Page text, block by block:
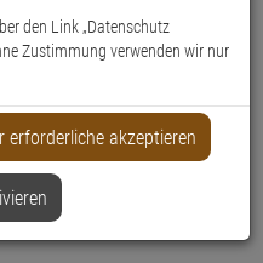
den Link „Datenschutz
Zustimmung verwenden wir nur
erforderliche akzeptieren